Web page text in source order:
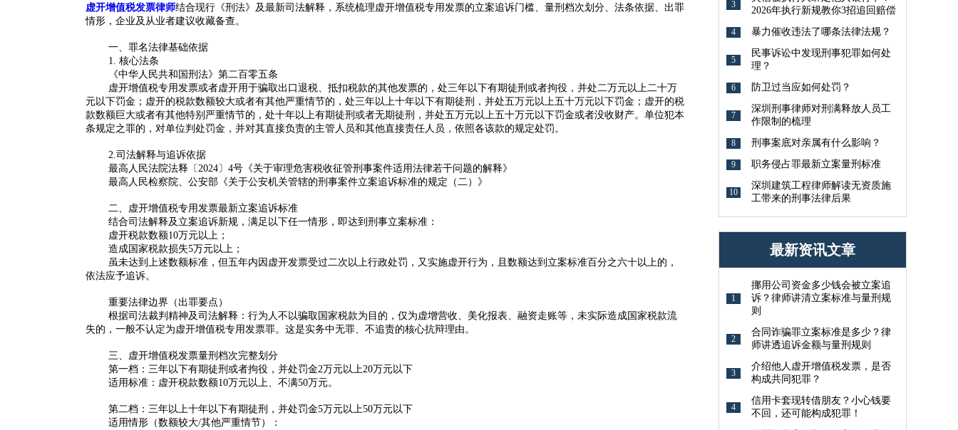
虚开增值税发票律师结合现行《刑法》及最新司法解释，系统梳理虚开增值税专用发票的立案追诉门槛、量刑档次划分、法条依据、出罪
情形，企业及从业者建议收藏备查。
一、罪名法律基础依据
1. 核心法条
《中华人民共和国刑法》 第二百零五条
虚开增值税专用发票或者虚开用于骗取出口退税、抵扣税款的其他发票的，处三年以下有期徒刑或者拘役，并处二万元以上二十万
元以下罚金；虚开的税款数额较大或者有其他严重情节的，处三年以上十年以下有期徒刑，并处五万元以上五十万元以下罚金；虚开的税
款数额巨大或者有其他特别严重情节的，处十年以上有期徒刑或者无期徒刑，并处五万元以上五十万元以下罚金或者没收财产。单位犯本
条规定之罪的，对单位判处罚金，并对其直接负责的主管人员和其他直接责任人员，依照各该款的规定处罚。
2.司法解释与追诉依据
最高人民法院法释〔2024〕4号 《关于审理危害税收征管刑事案件适用法律若干问题的解释》
最高人民检察院、公安部《关于公安机关管辖的刑事案件立案追诉标准的规定（二）》
二、虚开增值税专用发票最新立案追诉标准
结合司法解释及立案追诉新规，满足以下任一情形，即达到刑事立案标准：
虚开税款数额10万元以上 ；
造成国家税款损失5万元以上 ；
虽未达到上述数额标准，但五年内因虚开发票受过二次以上行政处罚，又实施虚开行为 ，且数额达到立案标准百分之六十以上的，
依法应予追诉。
重要法律边界（出罪要点）
根据司法裁判精神及司法解释： 行为人不以骗取国家税款为目的，仅为虚增营收、美化报表、融资走账等，未实际造成国家税款流
失的，一般不认定为虚开增值税专用发票罪。这是实务中无罪、不追责的核心抗辩理由。
三、虚开增值税发票量刑档次完整划分
第一档：三年以下有期徒刑或者拘役，并处罚金2万元以上20万元以下
适用标准： 虚开税款数额10万元以上、不满50万元。
第二档：三年以上十年以下有期徒刑，并处罚金5万元以上50万元以下
适用情形（数额较大/其他严重情节）：
3
2026年执行新规教你3招追回赔偿
4 暴力催收违法了哪条法律法规？
5
民事诉讼中发现刑事犯罪如何处
理？
6 防卫过当应如何处罚？
7
深圳刑事律师对刑满释放人员工
作限制的梳理
8 刑事案底对亲属有什么影响？
9 职务侵占罪最新立案量刑标准
10
深圳建筑工程律师解读无资质施
工带来的刑事法律后果
最新资讯文章
1
挪用公司资金多少钱会被立案追
诉？律师讲清立案标准与量刑规
则
2
合同诈骗罪立案标准是多少？律
师讲透追诉金额与量刑规则
3
介绍他人虚开增值税发票，是否
构成共同犯罪？
4
信用卡套现转借朋友？小心钱要
不回，还可能构成犯罪！